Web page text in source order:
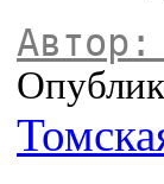
Автор: